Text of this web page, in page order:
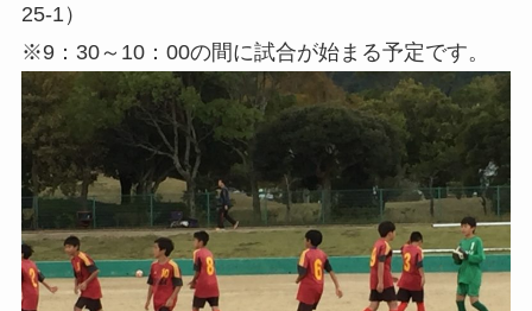
25-1）
※9：30～10：00の間に試合が始まる予定です。